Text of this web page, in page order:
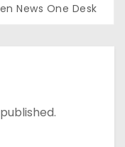
News One Desk